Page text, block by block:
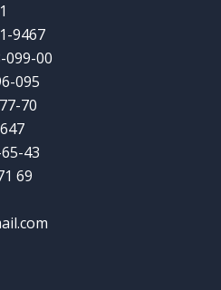
9467
099-00
095
70
43
69